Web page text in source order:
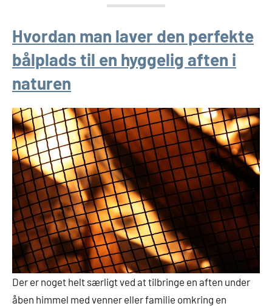
Hvordan man laver den perfekte
bålplads til en hyggelig aften i
naturen
Der er noget helt særligt ved at tilbringe en aften under
åben himmel med venner eller familie omkring en